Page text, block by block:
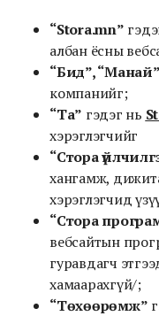
“Stora.mn”
албан ёсны
“Бид”, “Манай”
компанийг;
“Та” гэдэг нь
хэрэглэгчийг
“Стора
хангамж,
хэрэглэгчид
“Стора
вебсайтын
гуравдагч
хамаарахгүй/;
“Төхөөрөмж”